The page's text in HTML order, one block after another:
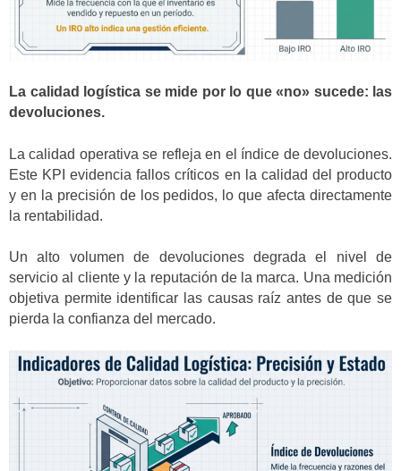
La calidad logística se mide por lo que «no» sucede: las
devoluciones.
La calidad operativa se refleja en el índice de devoluciones.
Este KPI evidencia fallos críticos en la calidad del producto
y en la precisión de los pedidos, lo que afecta directamente
la rentabilidad.
Un alto volumen de devoluciones degrada el nivel de
servicio al cliente y la reputación de la marca. Una medición
objetiva permite identificar las causas raíz antes de que se
pierda la confianza del mercado.